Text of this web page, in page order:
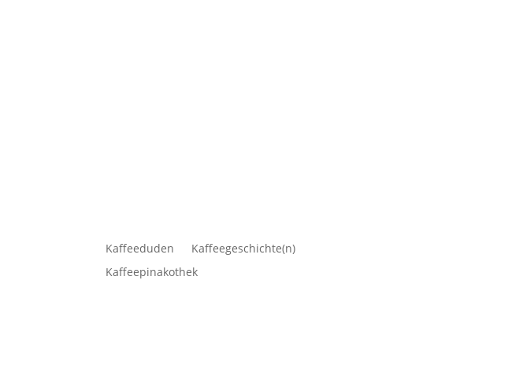
Kaffeeduden
Kaffeegeschichte(n)
Kaffeepinakothek